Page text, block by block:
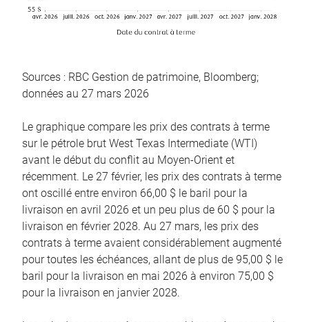
Sources : RBC Gestion de patrimoine, Bloomberg;
données au 27 mars 2026
Le graphique compare les prix des contrats à terme
sur le pétrole brut West Texas Intermediate (WTI)
avant le début du conflit au Moyen-Orient et
récemment. Le 27 février, les prix des contrats à terme
ont oscillé entre environ 66,00 $ le baril pour la
livraison en avril 2026 et un peu plus de 60 $ pour la
livraison en février 2028. Au 27 mars, les prix des
contrats à terme avaient considérablement augmenté
pour toutes les échéances, allant de plus de 95,00 $ le
baril pour la livraison en mai 2026 à environ 75,00 $
pour la livraison en janvier 2028.